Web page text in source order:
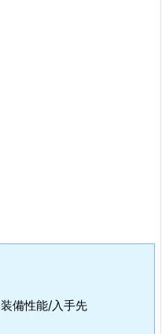
装備性能/入手先